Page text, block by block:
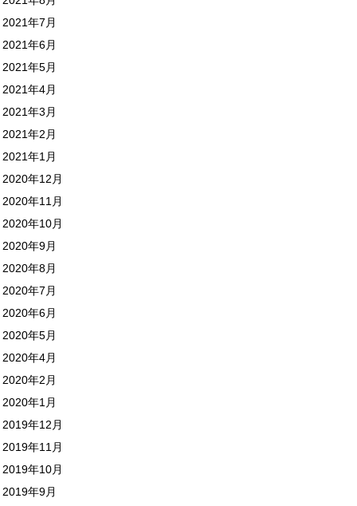
2021年7月
2021年6月
2021年5月
2021年4月
2021年3月
2021年2月
2021年1月
2020年12月
2020年11月
2020年10月
2020年9月
2020年8月
2020年7月
2020年6月
2020年5月
2020年4月
2020年2月
2020年1月
2019年12月
2019年11月
2019年10月
2019年9月